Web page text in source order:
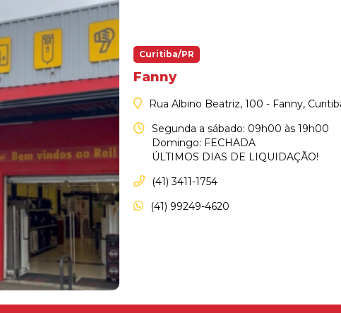
Curitiba/PR
Fanny
Rua Albino Beatriz, 100 - Fanny,
Segunda a sábado: 09h00 às 19h00
Domingo: FECHADA
ÚLTIMOS DIAS DE LIQUIDAÇÃO!
(41) 3411-1754
(41) 99249-4620